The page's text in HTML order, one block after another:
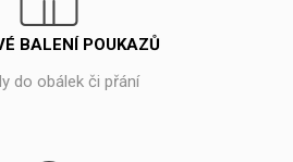
BALENÍ POUKAZŮ
do obálek či přání